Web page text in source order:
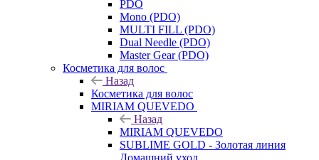
PDO
Mono (PDO)
MULTI FILL (PDO)
Dual Needle (PDO)
Master Gear (PDO)
Косметика для волос
Назад
Косметика для волос
MIRIAM QUEVEDO
Назад
MIRIAM QUEVEDO
SUBLIME GOLD - Золотая линия
Домашний уход